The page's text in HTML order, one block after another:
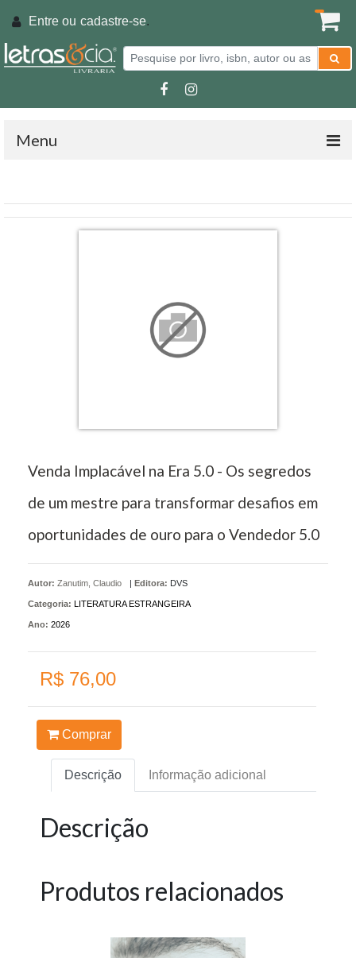
Entre ou cadastre-se.
Menu
Venda Implacável na Era 5.0 - Os segredos
de um mestre para transformar desafios em
oportunidades de ouro para o Vendedor 5.0
Autor: Zanutim, Claudio | Editora: DVS
Categoria: LITERATURA ESTRANGEIRA
Ano: 2026
R$ 76,00
Comprar
Descrição Informação adicional
Descrição
Produtos relacionados